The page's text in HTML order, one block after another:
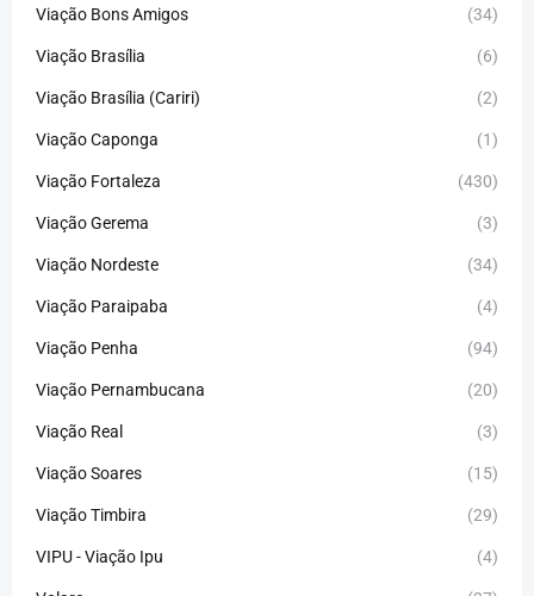
Viação Bons Amigos (34)
Viação Brasília (6)
Viação Brasília (Cariri) (2)
Viação Caponga (1)
Viação Fortaleza (430)
Viação Gerema (3)
Viação Nordeste (34)
Viação Paraipaba (4)
Viação Penha (94)
Viação Pernambucana (20)
Viação Real (3)
Viação Soares (15)
Viação Timbira (29)
VIPU - Viação Ipu (4)